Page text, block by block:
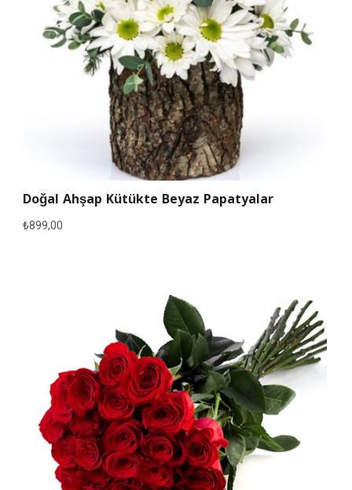
Doğal Ahşap Kütükte Beyaz Papatyalar
₺899,00